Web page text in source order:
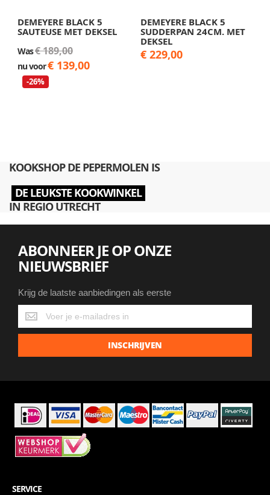
DEMEYERE BLACK 5
SAUTEUSE MET DEKSEL
Was€ 189,00
nu voor€ 139,00
-26%
DEMEYERE BLACK 5
SUDDERPAN 24CM. MET
DEKSEL
€ 229,00
KOOKSHOP DE PEPERMOLEN IS
DE LEUKSTE KOOKWINKEL
IN REGIO UTRECHT
ABONNEER JE OP ONZE
NIEUWSBRIEF
Krijg de laatste aanbiedingen als eerste
Krijg
de
laatste
INSCHRIJVEN
SERVICE